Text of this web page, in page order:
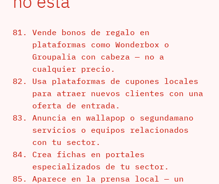
Vende bonos de regalo en
plataformas como Wonderbox o
Groupalia con cabeza — no a
cualquier precio.
Usa plataformas de cupones locales
para atraer nuevos clientes con una
oferta de entrada.
Anuncia en wallapop o segundamano
servicios o equipos relacionados
con tu sector.
Crea fichas en portales
especializados de tu sector.
Aparece en la prensa local — un